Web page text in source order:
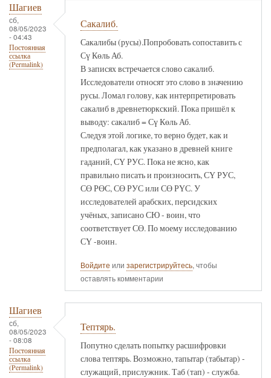
Шагиев
сб,
08/05/2023
- 04:43
Постоянная
ссылка
(Permalink)
Сакалиб.
Сакалибы (русы).Попробовать сопоставить с
Сү Көль Аб.
В записях встречается слово сакалиб.
Исследователи относят это слово в значению
русы. Ломал голову, как интерпретировать
сакалиб в древнетюркский. Пока пришёл к
выводу: сакалиб = Сү Көль Аб.
Следуя этой логике, то верно будет, как и
предполагал, как указано в древней книге
гаданий, СҮ РУС. Пока не ясно, как
правильно писать и произносить, СҮ РУС,
СӨ РӨС, СӨ РУС или СӨ РҮС. У
исследователей арабских, персидских
учёных, записано СЮ - воин, что
соответствует СӨ. По моему исследованию
СҮ -воин.
Войдите или зарегистрируйтесь, чтобы
оставлять комментарии
Шагиев
сб,
08/05/2023
- 08:08
Постоянная
ссылка
(Permalink)
Тептярь.
Попутно сделать попытку расшифровки
слова тептярь. Возможно, тапытар (табытар) -
служащий, прислужник. Таб (тап) - служба.